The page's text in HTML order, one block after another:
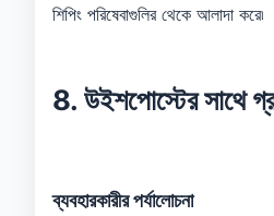
শিপিং পরিষেবাগুলির থেকে আলাদা করে৷
8. উইশপোস্টের সাথে
ব্যবহারকারীর পর্যালোচনা